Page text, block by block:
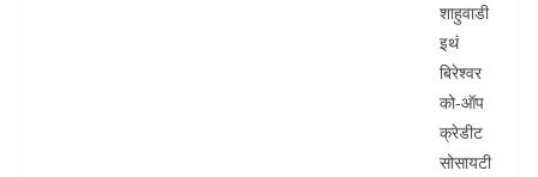
शाहुवाडी
इथं
बिरेश्वर
को-ऑप
क्रेडीट
सोसायटी